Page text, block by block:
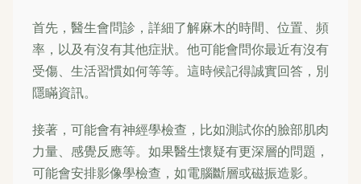
首先，醫生會問診，詳細了解麻木的時間、位置、頻
率，以及有沒有其他症狀。他可能會問你最近有沒有
受傷、生活習慣如何等等。這時候記得誠實回答，別
隱瞞資訊。
接著，可能會有神經學檢查，比如測試你的臉部肌肉
力量、感覺反應等。如果醫生懷疑有更深層的問題，
可能會安排影像學檢查，如電腦斷層或磁振造影。